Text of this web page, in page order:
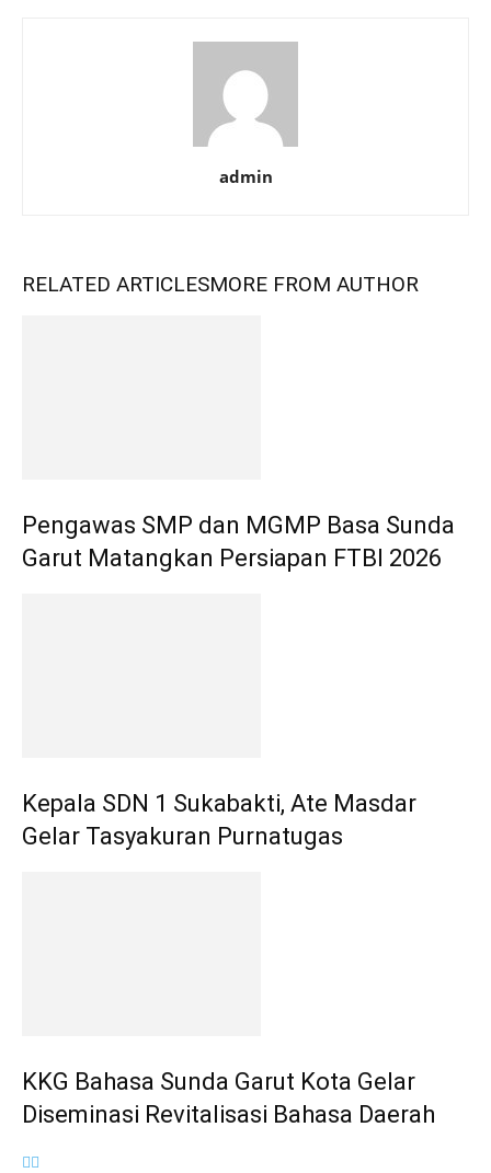
admin
RELATED ARTICLESMORE FROM AUTHOR
Pengawas SMP dan MGMP Basa Sunda
Garut Matangkan Persiapan FTBI 2026
Kepala SDN 1 Sukabakti, Ate Masdar
Gelar Tasyakuran Purnatugas
KKG Bahasa Sunda Garut Kota Gelar
Diseminasi Revitalisasi Bahasa Daerah